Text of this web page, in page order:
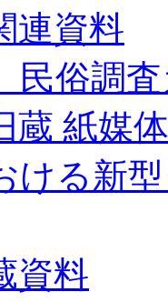
連資料
俗調査
蔵 紙媒
ける新
資料